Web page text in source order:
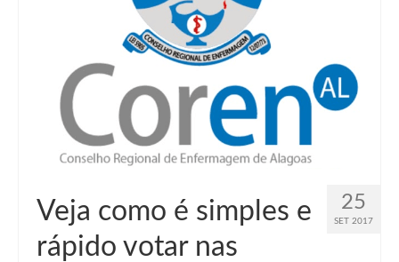
25
SET 2017
Veja como é simples e
rápido votar nas